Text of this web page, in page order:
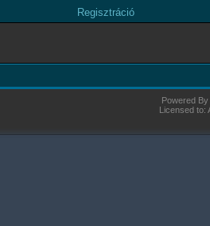
Regisztráció
Powered By
Licensed to: